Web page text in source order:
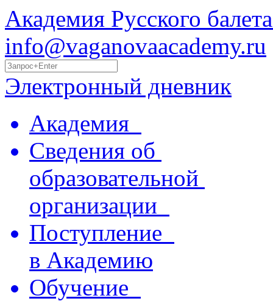
Академия Русского
info@vaganovaacademy.ru
Электронный дневник
Академия
Сведения об
образовательной
организации
Поступление
в Академию
Обучение